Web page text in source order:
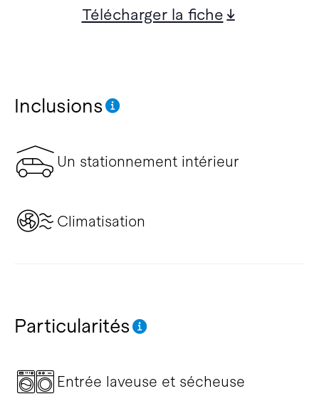
Inclusions
Un stationnement intérieur
Climatisation
Particularités
Entrée laveuse et sécheuse
Télécharger la fiche